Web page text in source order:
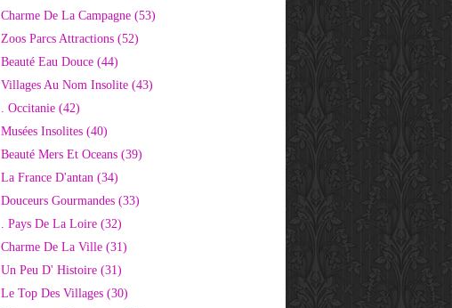
Charme De La Campagne (53)
Zoos Parcs Attractions (52)
Beauté Eau Douce (44)
Villages Au Nom Insolite (43)
. Occitanie (42)
Musées Insolites (40)
Beauté Mers Et Oceans (39)
La France D'antan (34)
Douceurs Gourmandes (33)
. Pays De La Loire (32)
Charme De La Ville (31)
Un Peu D' Histoire (31)
Le Top Des Villages (30)